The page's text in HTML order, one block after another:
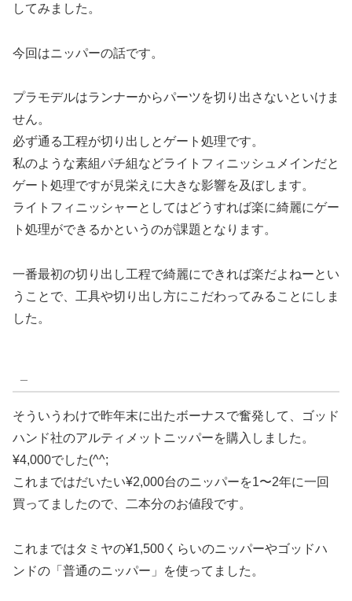
してみました。
今回はニッパーの話です。
プラモデルはランナーからパーツを切り出さないといけま
せん。
必ず通る工程が切り出しとゲート処理です。
私のような素組パチ組などライトフィニッシュメインだと
ゲート処理ですが見栄えに大きな影響を及ぼします。
ライトフィニッシャーとしてはどうすれば楽に綺麗にゲー
ト処理ができるかというのが課題となります。
一番最初の切り出し工程で綺麗にできれば楽だよねーとい
うことで、工具や切り出し方にこだわってみることにしま
した。
そういうわけで昨年末に出たボーナスで奮発して、ゴッド
ハンド社のアルティメットニッパーを購入しました。
¥4,000でした(^^;
これまではだいたい¥2,000台のニッパーを1〜2年に一回
買ってましたので、二本分のお値段です。
これまではタミヤの¥1,500くらいのニッパーやゴッドハ
ンドの「普通のニッパー」を使ってました。